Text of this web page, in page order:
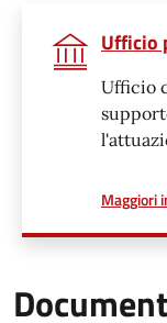
Ufficio
Ufficio
Maggiori